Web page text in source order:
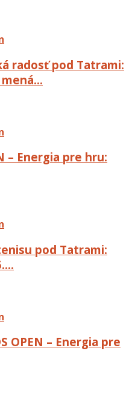
radosť pod Tatrami:
mená…
– Energia pre hru:
pod Tatrami:
OPEN – Energia pre